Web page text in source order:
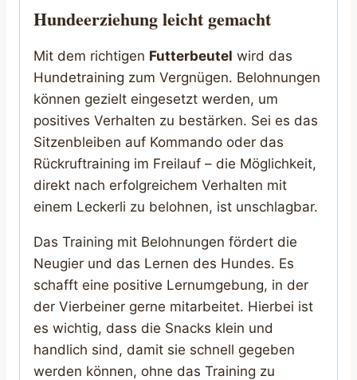
Hundeerziehung leicht gemacht
Mit dem richtigen Futterbeutel wird das
Hundetraining zum Vergnügen. Belohnungen
können gezielt eingesetzt werden, um
positives Verhalten zu bestärken. Sei es das
Sitzenbleiben auf Kommando oder das
Rückruftraining im Freilauf – die Möglichkeit,
direkt nach erfolgreichem Verhalten mit
einem Leckerli zu belohnen, ist unschlagbar.
Das Training mit Belohnungen fördert die
Neugier und das Lernen des Hundes. Es
schafft eine positive Lernumgebung, in der
der Vierbeiner gerne mitarbeitet. Hierbei ist
es wichtig, dass die Snacks klein und
handlich sind, damit sie schnell gegeben
werden können, ohne das Training zu